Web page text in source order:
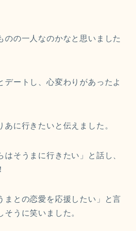
のの一人なのかなと思いました
デートし、心変わりがあったよ
あに行きたいと伝えました。
そうまに行きたい」と話し、
まとの恋愛を応援したい」と言
うに笑いました。